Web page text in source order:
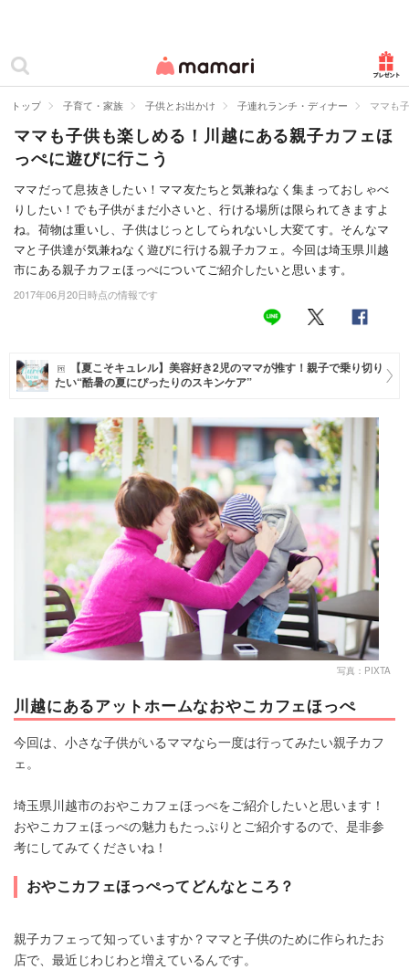
ママリ
カテゴリー一覧
妊娠
出産
赤ちゃん・育児
子育て・家族
病院
お仕事
マネー
トレンド・イベント
トップ 子育て・家族 子供とお出かけ 子連れランチ・ディナー ママも
ママも子供も楽しめる！川越にある親子カフェほ
っぺに遊びに行こう
ママだって息抜きしたい！ママ友たちと気兼ねなく集まっておしゃべ
りしたい！でも子供がまだ小さいと、行ける場所は限られてきますよ
ね。荷物は重いし、子供はじっとしてられないし大変てす。そんなマ
マと子供達が気兼ねなく遊びに行ける親子カフェ。今回は埼玉県川越
市にある親子カフェほっぺについてご紹介したいと思います。
2017年06月20日時点の情報です
【夏こそキュレル】美容好き2児のママが推す！親子で乗り切り
たい“酷暑の夏にぴったりのスキンケア”
写真：PIXTA
川越にあるアットホームなおやこカフェほっぺ
今回は、小さな子供がいるママなら一度は行ってみたい親子カフ
ェ。
埼玉県川越市のおやこカフェほっぺをご紹介したいと思います！
おやこカフェほっぺの魅力もたっぷりとご紹介するので、是非参
考にしてみてくださいね！
おやこカフェほっぺってどんなところ？
親子カフェって知っていますか？ママと子供のために作られたお
店で、最近じわじわと増えているんです。